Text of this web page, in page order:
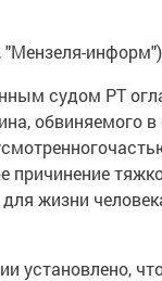
судом РТ
обвиняемого
жизни
установлено,